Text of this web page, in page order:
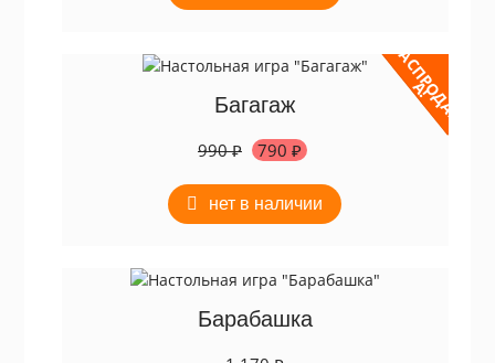
Р
А
С
П
Р
О
Д
А
Ж
А
!
Багагаж
990₽ Первоначальная
составляла
990 ₽.
790 ₽
790 ₽.
нет в наличии
Барабашка